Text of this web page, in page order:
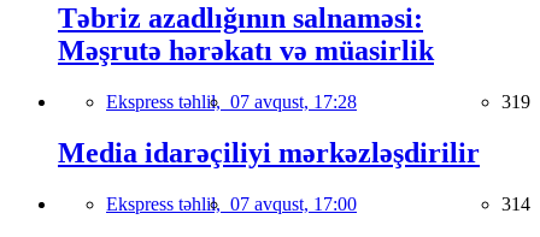
Təbriz azadlığının salnaməsi:
Məşrutə hərəkatı və müasirlik
Ekspress təhlil, 07 avqust, 17:28 319
Media idarəçiliyi mərkəzləşdirilir
Ekspress təhlil, 07 avqust, 17:00 314